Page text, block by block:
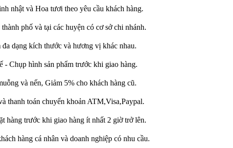
nhật và Hoa tươi theo yêu cầu khách hàng.
phố và tại các huyện có cơ sở chi nhánh.
dạng kích thước và hương vị khác nhau.
- Chụp hình sản phẩm trước khi giao hàng.
và nến, Giảm 5% cho khách hàng cũ.
thanh toán chuyển khoản ATM,Visa,Paypal.
hàng trước khi giao hàng ít nhất 2 giờ trở lên.
hàng cá nhân và doanh nghiệp có nhu cầu.